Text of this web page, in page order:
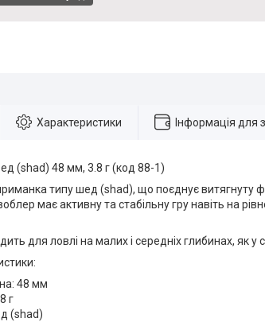
Характеристики Інформація для
(shad) 48 мм, 3.8 г (код 88-1)
типу шед (shad), що поєднує витягнуту
має активну та стабільну гру навіть на
для ловлі на малих і середніх глибинах, як у
48 мм
г
(shad)